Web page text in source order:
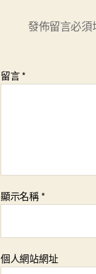
發佈留言必須
留言*
顯示名稱*
個人網站網址